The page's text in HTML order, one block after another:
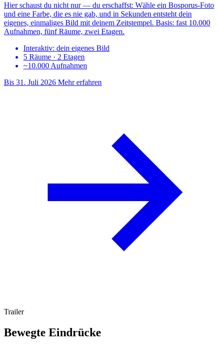
Hier schaust du nicht nur — du erschaffst: Wähle ein Bosporus-Foto
und eine Farbe, die es nie gab, und in Sekunden entsteht dein
eigenes, einmaliges Bild mit deinem Zeitstempel. Basis: fast 10.000
Aufnahmen, fünf Räume, zwei Etagen.
Interaktiv: dein eigenes Bild
5 Räume · 2 Etagen
~10.000 Aufnahmen
Bis 31. Juli 2026 Mehr erfahren
Trailer
Bewegte Eindrücke